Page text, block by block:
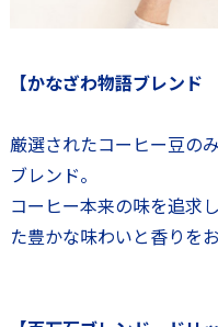
【かなざわ物語ブレンド
厳選されたコーヒー豆の
ブレンド。
コーヒー本来の味を追求
た豊かな味わいと香りを